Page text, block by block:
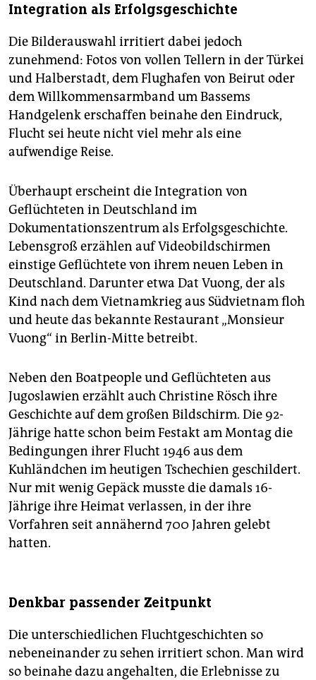
Integration als Erfolgsgeschichte
Die Bilderauswahl irritiert dabei jedoch
zunehmend: Fotos von vollen Tellern in der Türkei
und Halberstadt, dem Flughafen von Beirut oder
dem Willkommensarmband um Bassems
Handgelenk erschaffen beinahe den Eindruck,
Flucht sei heute nicht viel mehr als eine
aufwendige Reise.
Überhaupt erscheint die Integration von
Geflüchteten in Deutschland im
Dokumentationszentrum als Erfolgsgeschichte.
Lebensgroß erzählen auf Videobildschirmen
einstige Geflüchtete von ihrem neuen Leben in
Deutschland. Darunter etwa Dat Vuong, der als
Kind nach dem Vietnamkrieg aus Südvietnam floh
und heute das bekannte Restaurant „Monsieur
Vuong“ in Berlin-Mitte betreibt.
Neben den Boatpeople und Geflüchteten aus
Jugoslawien erzählt auch Christine Rösch ihre
Geschichte auf dem großen Bildschirm. Die 92-
Jährige hatte schon beim Festakt am Montag die
Bedingungen ihrer Flucht 1946 aus dem
Kuhländchen im heutigen Tschechien geschildert.
Nur mit wenig Gepäck musste die damals 16-
Jährige ihre Heimat verlassen, in der ihre
Vorfahren seit annähernd 700 Jahren gelebt
hatten.
Denkbar passender Zeitpunkt
Die unterschiedlichen Fluchtgeschichten so
nebeneinander zu sehen irritiert schon. Man wird
so beinahe dazu angehalten, die Erlebnisse zu